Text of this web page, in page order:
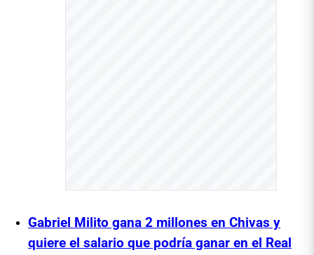
Gabriel Milito gana 2 millones en Chivas y
quiere el salario que podría ganar en el Real